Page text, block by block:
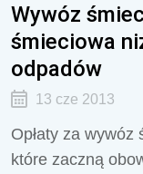
Wywóz
śmieciowa
odpadów
13 cze 2013
Opłaty za wywóz
które zaczną